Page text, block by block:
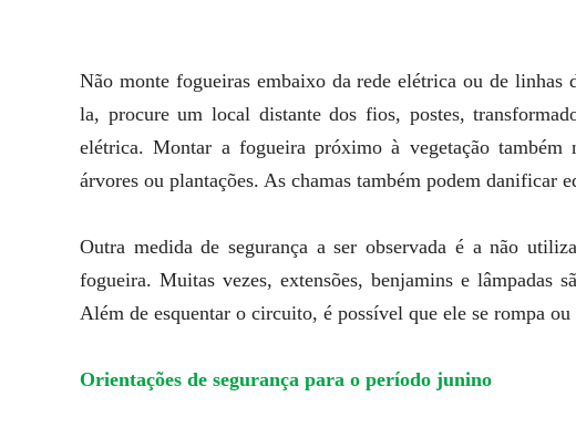
Não monte fogueiras embaixo da rede elétrica ou de linhas
la, procure um local distante dos fios, postes,
elétrica. Montar a fogueira próximo à vegetação
árvores ou plantações. As chamas também podem danificar
Outra medida de segurança a ser observada é a não
fogueira. Muitas vezes, extensões, benjamins e lâmpadas
Além de esquentar o circuito, é possível que ele se rompa
Orientações de segurança para o período junino